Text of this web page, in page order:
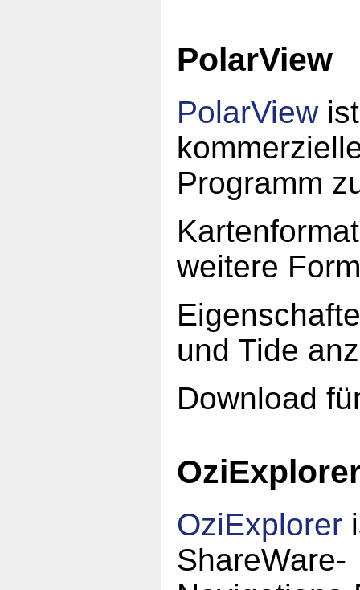
PolarView
PolarView
Programm
weitere
und Tide
Download
OziExplorer
ShareWare-